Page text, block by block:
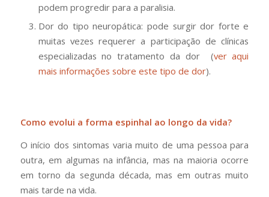
podem progredir para a paralisia.
Dor do tipo neuropática: pode surgir dor forte e
muitas vezes requerer a participação de clínicas
especializadas no tratamento da dor (ver aqui
mais informações sobre este tipo de dor).
Como evolui a forma espinhal ao longo da vida?
O início dos sintomas varia muito de uma pessoa para
outra, em algumas na infância, mas na maioria ocorre
em torno da segunda década, mas em outras muito
mais tarde na vida.